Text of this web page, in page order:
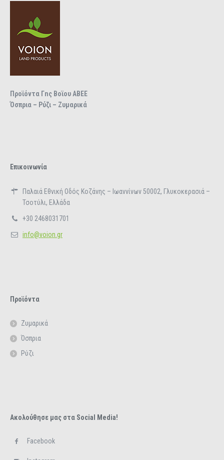
Προϊόντα Γnς Βοϊου ΑΒΕΕ
Όσπρια – Ρύζι – Ζυμαρικά
Επικοινωνία
Παλαιά Εθνική Οδός Κοζάνης – Ιωαννίνων 50002, Γλυκοκερασιά –
Τσοτύλι, Ελλάδα
+30 2468031701
info@voion.gr
Προϊόντα
Ζυμαρικά
Όσπρια
Ρύζι
Ακολούθησε μας στα Social Media!
Facebook